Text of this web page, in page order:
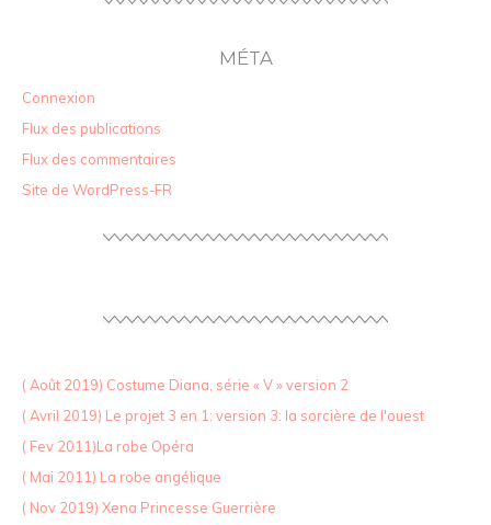
MÉTA
Connexion
Flux des publications
Flux des commentaires
Site de WordPress-FR
( Août 2019) Costume Diana, série « V » version 2
( Avril 2019) Le projet 3 en 1: version 3: la sorcière de l'ouest
( Fev 2011)La robe Opéra
( Mai 2011) La robe angélique
( Nov 2019) Xena Princesse Guerrière